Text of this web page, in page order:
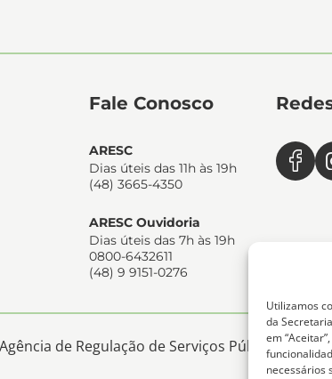
Utilizamos
da
em
necessários
Fale Conosco
ARESC
Dias úteis das 11h às 19h
(48) 3665-4350
ARESC Ouvidoria
Dias úteis das 7h às 19h
0800-6432611
(48) 9 9151-0276
de Regulação de Serviços Públicos de